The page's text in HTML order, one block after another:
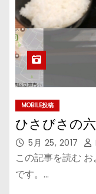
MOBILE投稿
ひさびさの
5月 25, 2017
この記事を読む
です。…